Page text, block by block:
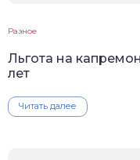
Разное
Льгота на
лет
Читать далее